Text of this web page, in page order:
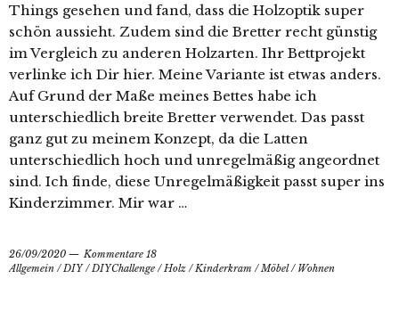
Things gesehen und fand, dass die Holzoptik super
schön aussieht. Zudem sind die Bretter recht günstig
im Vergleich zu anderen Holzarten. Ihr Bettprojekt
verlinke ich Dir hier. Meine Variante ist etwas anders.
Auf Grund der Maße meines Bettes habe ich
unterschiedlich breite Bretter verwendet. Das passt
ganz gut zu meinem Konzept, da die Latten
unterschiedlich hoch und unregelmäßig angeordnet
sind. Ich finde, diese Unregelmäßigkeit passt super ins
Kinderzimmer. Mir war …
26/09/2020
Kommentare 18
Allgemein / DIY/ DIYChallenge / Holz / Kinderkram / Möbel/ Wohnen